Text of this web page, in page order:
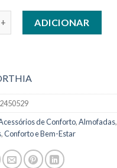
ADICIONAR
de Conforto,Almofadas,
,Conforto e Bem-Estar